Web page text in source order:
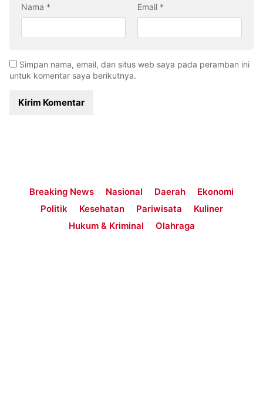
Nama * Email *
Simpan nama, email, dan situs web saya pada peramban ini
untuk komentar saya berikutnya.
Breaking News Nasional Daerah
Ekonomi
Politik
Kesehatan Pariwisata
Kuliner
Hukum & Kriminal
Olahraga